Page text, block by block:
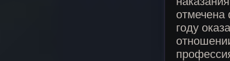
отмечена
году